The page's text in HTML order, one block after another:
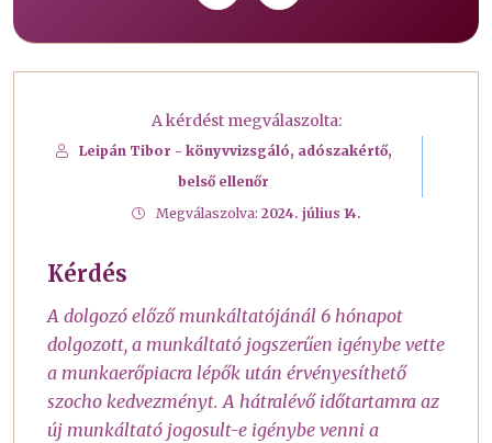
A kérdést megválaszolta:
Leipán Tibor - könyvvizsgáló, adószakértő,
belső ellenőr
Megválaszolva: 2024. július 14.
Kérdés
A dolgozó előző munkáltatójánál 6 hónapot
dolgozott, a munkáltató jogszerűen igénybe vette
a munkaerőpiacra lépők után érvényesíthető
szocho kedvezményt. A hátralévő időtartamra az
új munkáltató jogosult-e igénybe venni a